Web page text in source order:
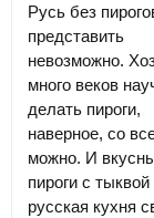
Русь без
представить
невозможно.
много веков
делать пироги,
наверное, со
можно. И
пироги с
русская кухня